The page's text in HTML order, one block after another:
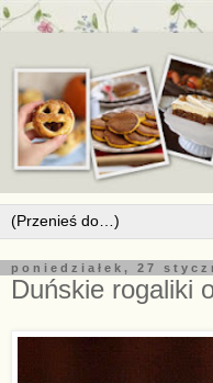
poniedziałek, 27
Duńskie rogaliki